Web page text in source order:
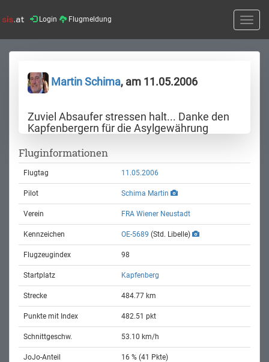
Login Flugmeldung
Toggle
Martin Schima, am 11.05.2006
Zuviel Absaufer stressen halt... Danke den
Kapfenbergern für die Asylgewährung
Fluginformationen
Flugtag 11.05.2006
Pilot Schima Martin
Verein FRA Wiener Neustadt
Kennzeichen OE-5689 (Std. Libelle)
Flugzeugindex 98
Startplatz Kapfenberg
Strecke 484.77 km
Punkte mit Index 482.51 pkt
Schnittgeschw. 53.10 km/h
JoJo-Anteil 16 % (41 Pkte)